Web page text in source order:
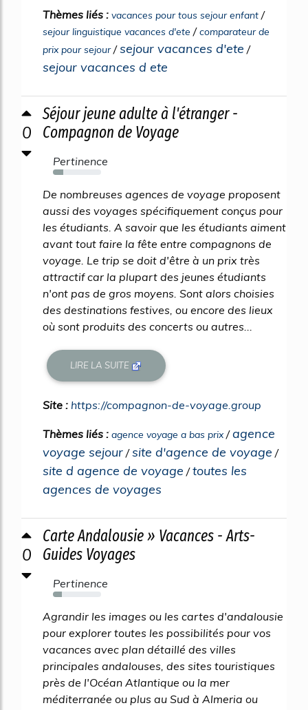
Thèmes liés : vacances pour tous sejour enfant /
sejour linguistique vacances d'ete /comparateur de
prix pour sejour/sejour vacances d'ete /
sejour vacances d ete
0
Séjour jeune adulte à l'étranger -
Compagnon de Voyage
Pertinence
21%
De nombreuses agences de voyage proposent
aussi des voyages spécifiquement conçus pour
les étudiants. A savoir que les étudiants aiment
avant tout faire la fête entre compagnons de
voyage. Le trip se doit d'être à un prix très
attractif car la plupart des jeunes étudiants
n'ont pas de gros moyens. Sont alors choisies
des destinations festives, ou encore des lieux
où sont produits des concerts ou autres...
LIRE LA SUITE
Site : https://compagnon-de-voyage.group
Thèmes liés : agence voyage a bas prix/agence
voyage sejour /site d'agence de voyage /
site d agence de voyage /toutes les
agences de voyages
0
Carte Andalousie » Vacances - Arts-
Guides Voyages
Pertinence
18%
Agrandir les images ou les cartes d'andalousie
pour explorer toutes les possibilités pour vos
vacances avec plan détaillé des villes
principales andalouses, des sites touristiques
près de l'Océan Atlantique ou la mer
méditerranée ou plus au Sud à Almeria ou